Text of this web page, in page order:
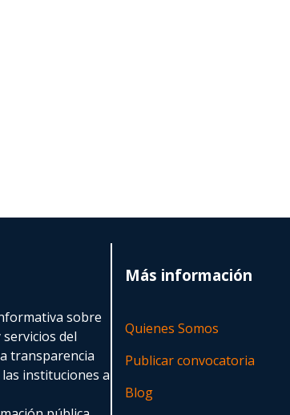
sobre
del
transparencia
instituciones a
Más información
Quienes Somos
Publicar convocatoria
Blog